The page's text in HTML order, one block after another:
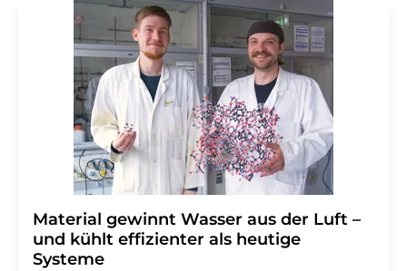
Str. 2, 12489 Berlin oder per E-Mail unter
widerruf@lumitos.commit Wirkung für die Zukunft
widerrufen. Zudem ist in jeder E-Mail ein Link zur
Abbestellung des entsprechenden Newsletters
enthalten.
Material gewinnt Wasser aus der Luft –
und kühlt effizienter als heutige
Systeme